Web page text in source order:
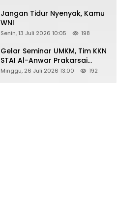
Jangan Tidur Nyenyak, Kamu
WNI
Senin, 13 Juli 2026 10:05 198
Gelar Seminar UMKM, Tim KKN
STAI Al-Anwar Prakarsai
Usaha Tepung Maizena di
Minggu, 26 Juli 2026 13:00 192